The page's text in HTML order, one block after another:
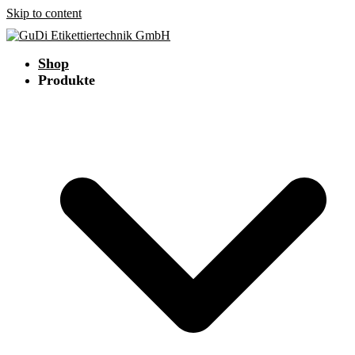
Skip to content
Shop
Produkte